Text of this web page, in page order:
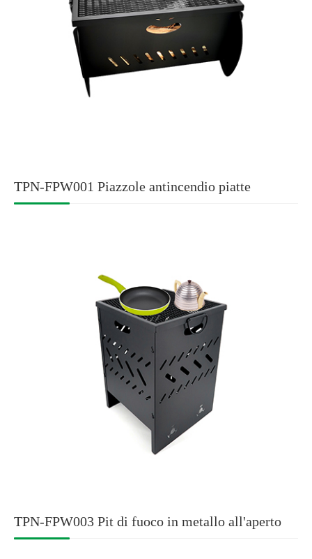
TPN-FPW001 Piazzole antincendio piatte
TPN-FPW003 Pit di fuoco in metallo all'aperto